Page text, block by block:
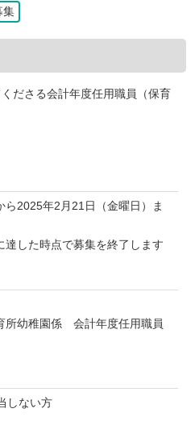
集
ださる会計年度任用職員（保育
2025年2月21日（金曜日）ま
した時点で募集を終了します
幼稚園係 会計年度任用職員
しない方